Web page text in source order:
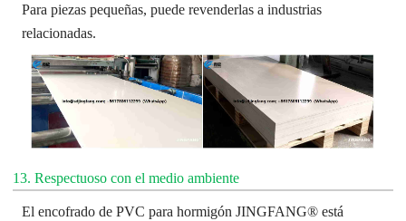
Para piezas pequeñas, puede revenderlas a industrias
relacionadas.
13. Respectuoso con el medio ambiente
El encofrado de PVC para hormigón JINGFANG® está